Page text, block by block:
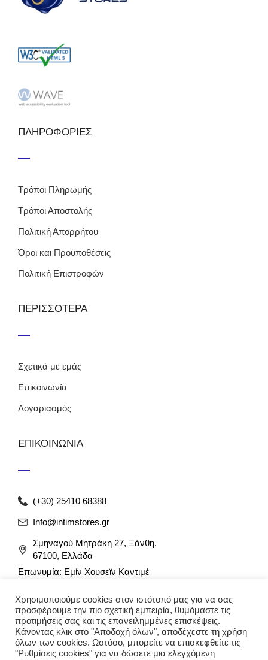
ΠΛΗΡΟΦΟΡΙΕΣ
Τρόποι Πληρωμής
Τρόποι Αποστολής
Πολιτική Απορρήτου
Όροι και Προϋποθέσεις
Πολιτική Επιστροφών
ΠΕΡΙΣΣΟΤΕΡΑ
Σχετικά με εμάς
Επικοινωνία
Λογαριασμός
ΕΠΙΚΟΙΝΩΝΙΑ
(+30) 25410 68388
Info@intimstores.gr
Σμηναγού Μητράκη 27, Ξάνθη,
67100, Ελλάδα
Επωνυμία: Εμίν Χουσεϊν Καντιμέ
Αρ. Γ.Ε.ΜΗ: 012349946000
Χρησιμοποιούμε cookies στον ιστότοπό μας για να σας
προσφέρουμε την πιο σχετική εμπειρία, θυμόμαστε τις
προτιμήσεις σας και τις επανειλημμένες επισκέψεις.
Κάνοντας κλικ στο "Αποδοχή όλων", αποδέχεστε τη χρήση
όλων των cookies. Ωστόσο, μπορείτε να επισκεφθείτε τις
"Ρυθμίσεις cookies" για να δώσετε μια ελεγχόμενη